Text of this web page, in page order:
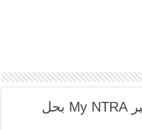
عودة خدمة أرقامي عبر My NTRA بحل